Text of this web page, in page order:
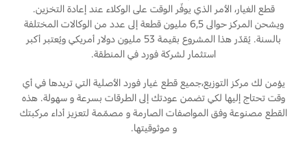
مضخة الزيت
وحدة التحكّم بمكوّنات القوّة المحرّكة PCM
مروحة الرادياتير (قابض أو محرّك)
مانعات التسرب و الحشوات
قطع الغيار، الأمر الذي يوفّر الوقت على الوكلاء عند إعادة التخزين.
ويشحن المركز حوالى 6,5 مليون قطعة إلى عدد من الوكالات المختلفة
بالسنة. يُقدّر هذا المشروع بقيمة 53 مليون دولار أمريكي ويُعتبر أكبر
استثمار لشركة فورد في المنطقة.
يؤمن لك مركز التوزيع،جميع قطع غيار فورد الأصلية التي تريدها في أي
وقت تحتاج إليها لكي تضمن عودتك إلى الطرقات بسرعة و سهولة. هذه
القطع مصنوعة وفق المواصفات الصارمة و مصمّمة لتعزيز أداء مركبتك
و موثوقيتها.